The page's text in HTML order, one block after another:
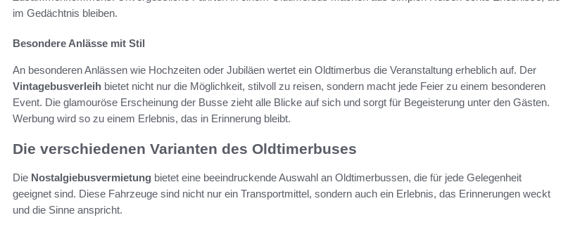
im Gedächtnis bleiben.
Besondere Anlässe mit Stil
An besonderen Anlässen wie Hochzeiten oder Jubiläen wertet ein Oldtimerbus die Veranstaltung erheblich auf. Der
Vintagebusverleih bietet nicht nur die Möglichkeit, stilvoll zu reisen, sondern macht jede Feier zu einem besonderen
Event. Die glamouröse Erscheinung der Busse zieht alle Blicke auf sich und sorgt für Begeisterung unter den Gästen.
Werbung wird so zu einem Erlebnis, das in Erinnerung bleibt.
Die verschiedenen Varianten des Oldtimerbuses
Die Nostalgiebusvermietung bietet eine beeindruckende Auswahl an Oldtimerbussen, die für jede Gelegenheit
geeignet sind. Diese Fahrzeuge sind nicht nur ein Transportmittel, sondern auch ein Erlebnis, das Erinnerungen weckt
und die Sinne anspricht.